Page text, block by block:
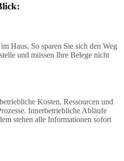
Haus. So sparen Sie sich den Weg
und müssen Ihre Belege nicht
Kosten, Ressourcen und
Innerbetriebliche Abläufe
stehen alle Informationen sofort